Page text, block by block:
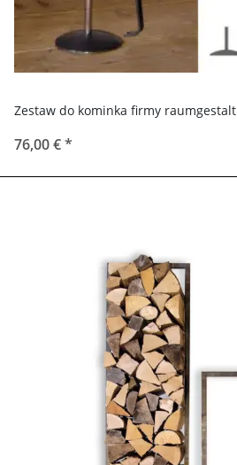
Zestaw do kominka firmy raumgestalt
76,00 €*